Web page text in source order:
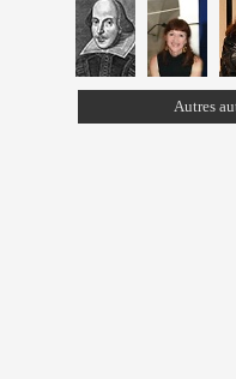
Autres